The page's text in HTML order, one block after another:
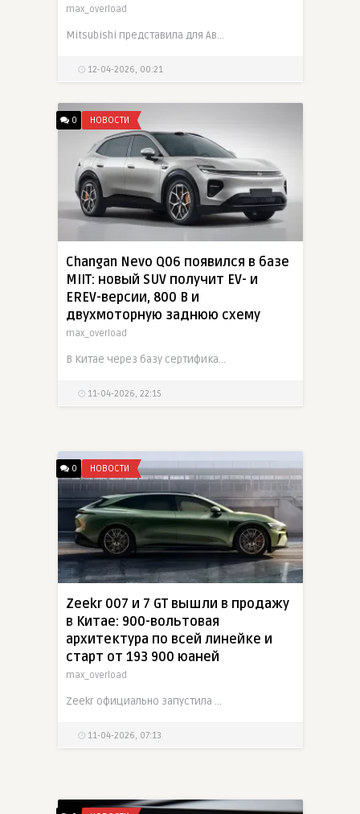
max_overload
Mitsubishi представила для Австралии новый Triton Raider, созданный совместно с Premcar. Пикап получил доработанную подвеску с новыми передними амортизаторами, пружинами и отбойниками, 18-дюймовые
12-04-2026, 00:21
0 НОВОСТИ
Changan Nevo Q06 появился в базе
MIIT: новый SUV получит EV- и
EREV-версии, 800 В и
двухмоторную заднюю схему
max_overload
В Китае через базу сертификационных документов MIIT раскрыли новый кроссовер Changan Nevo Q06. Среднеразмерный пятиместный SUV длиной 4837 мм получил как полностью электрические, так и EREV-версии,
11-04-2026, 22:15
0 НОВОСТИ
Zeekr 007 и 7 GT вышли в продажу
в Китае: 900-вольтовая
архитектура по всей линейке и
старт от 193 900 юаней
max_overload
Zeekr официально запустила в Китае обновленные 007 и 7 GT, одновременно снизив стартовую цену на 10 000 юаней по сравнению с официальным прайсом предпродаж. Теперь линейка начинается с 193 900 юаней
11-04-2026, 07:13